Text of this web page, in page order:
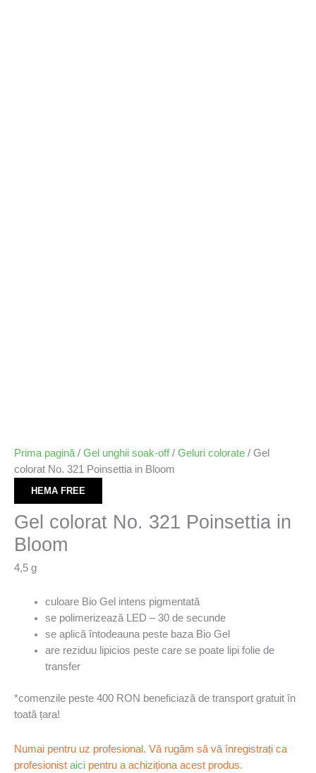
Prima pagină / Gel unghii soak-off/ Geluri colorate / Gel
colorat No. 321 Poinsettia in Bloom
HEMA FREE
Gel colorat No. 321 Poinsettia in
Bloom
4,5 g
culoare Bio Gel intens pigmentată
se polimerizează LED – 30 de secunde
se aplică întodeauna peste baza Bio Gel
are reziduu lipicios peste care se poate lipi folie de
transfer
*comenzile peste 400 RON beneficiază de transport gratuit în
toată țara!
Numai pentru uz profesional. Vă rugăm să vă înregistrați ca
profesionist aici pentru a achiziționa acest produs.